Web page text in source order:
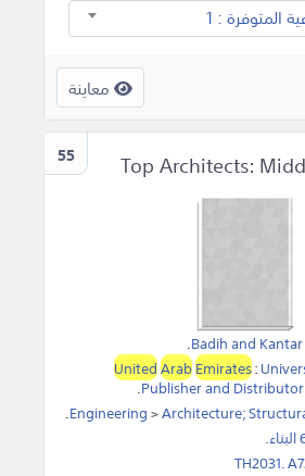
المتوفرة : 1
معاينة
55
Badih and
.
UnitedArabEmirates:
Publisher and Distributor
.
Engineering>Architecture;
.
TH2031.